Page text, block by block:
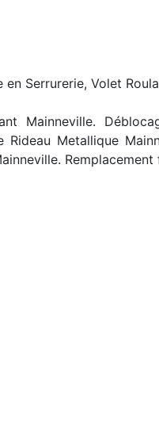
Serrurerie, Volet
Mainneville.
Metallique
Remplacement